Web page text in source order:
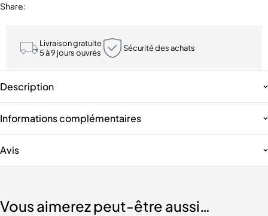
Share:
Livraison gratuite
5 à 9 jours ouvrés
Sécurité des achats
Description
Informations complémentaires
Avis
Vous aimerez peut-être aussi…